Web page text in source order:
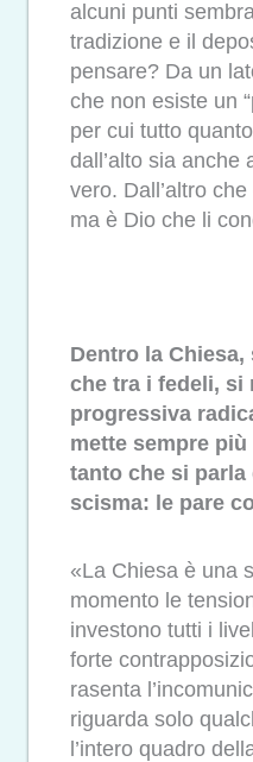
alcuni punti
tradizione e il
pensare? Da un
che non esiste un
per cui tutto
dall’alto sia anche
vero. Dall’altro
ma è Dio che li
Dentro la
che tra i fedeli, si
progressiva
mette sempre
tanto che si
scisma: le pare
«La Chiesa è una
momento le
investono tutti i
forte
rasenta
riguarda solo
l’intero quadro